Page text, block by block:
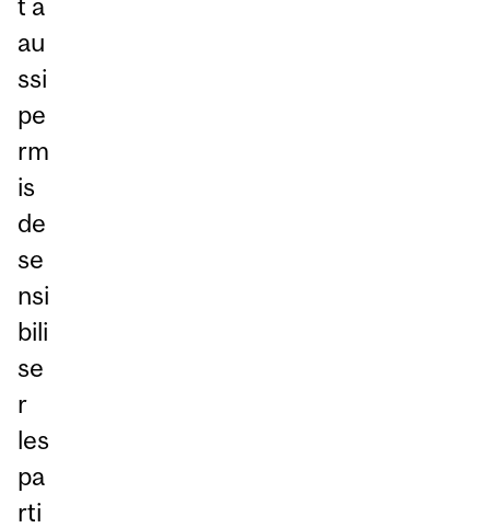
au
ssi
pe
rm
is
de
se
nsi
bili
se
r
les
pa
rti